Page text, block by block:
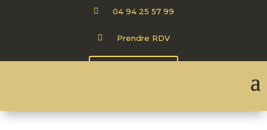
 04 94 25 57 99
 Prendre RDV